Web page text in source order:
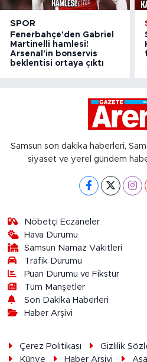
SPOR
Fenerbahçe'den Gabriel
Martinelli hamlesi!
Arsenal'in bonservis
beklentisi ortaya çıktı
Samsun son dakika haberleri,
siyaset ve yerel gündem
Nöbetçi Eczaneler
Hava Durumu
Samsun Namaz Vakitleri
Trafik Durumu
Puan Durumu ve Fikstür
Tüm Manşetler
Son Dakika Haberleri
Haber Arşivi
Çerez Politikası Gizlilik
Künye
Haber Arşivi